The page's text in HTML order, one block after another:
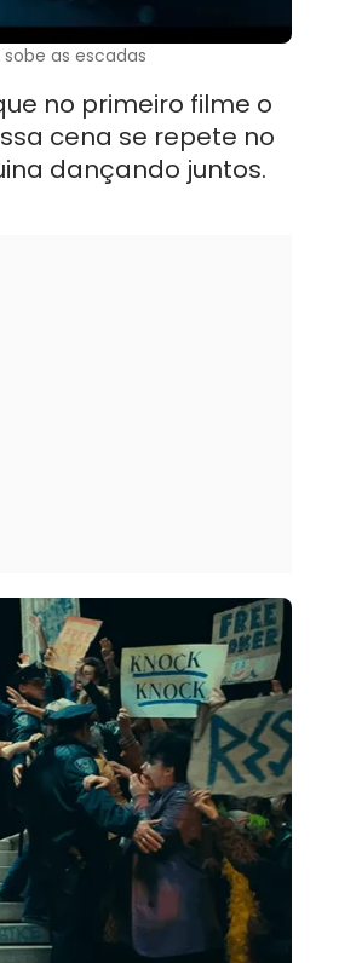
as escadas
no primeiro filme o
cena se repete no
dançando juntos.